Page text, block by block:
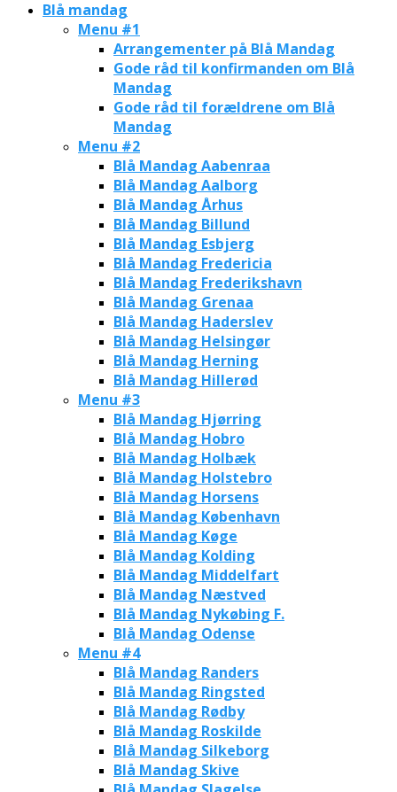
Blå mandag
Menu #1
Arrangementer på Blå Mandag
Gode råd til konfirmanden om Blå
Mandag
Gode råd til forældrene om Blå
Mandag
Menu #2
Blå Mandag Aabenraa
Blå Mandag Aalborg
Blå Mandag Århus
Blå Mandag Billund
Blå Mandag Esbjerg
Blå Mandag Fredericia
Blå Mandag Frederikshavn
Blå Mandag Grenaa
Blå Mandag Haderslev
Blå Mandag Helsingør
Blå Mandag Herning
Blå Mandag Hillerød
Menu #3
Blå Mandag Hjørring
Blå Mandag Hobro
Blå Mandag Holbæk
Blå Mandag Holstebro
Blå Mandag Horsens
Blå Mandag København
Blå Mandag Køge
Blå Mandag Kolding
Blå Mandag Middelfart
Blå Mandag Næstved
Blå Mandag Nykøbing F.
Blå Mandag Odense
Menu #4
Blå Mandag Randers
Blå Mandag Ringsted
Blå Mandag Rødby
Blå Mandag Roskilde
Blå Mandag Silkeborg
Blå Mandag Skive